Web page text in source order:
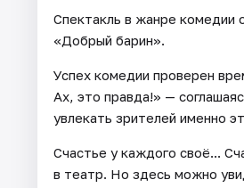
Спектакль в жанре комедии
«Добрый барин».
Успех комедии проверен
Ах, это правда!» —
увлекать зрителей именно
Счастье у каждого своё...
в театр. Но здесь можно